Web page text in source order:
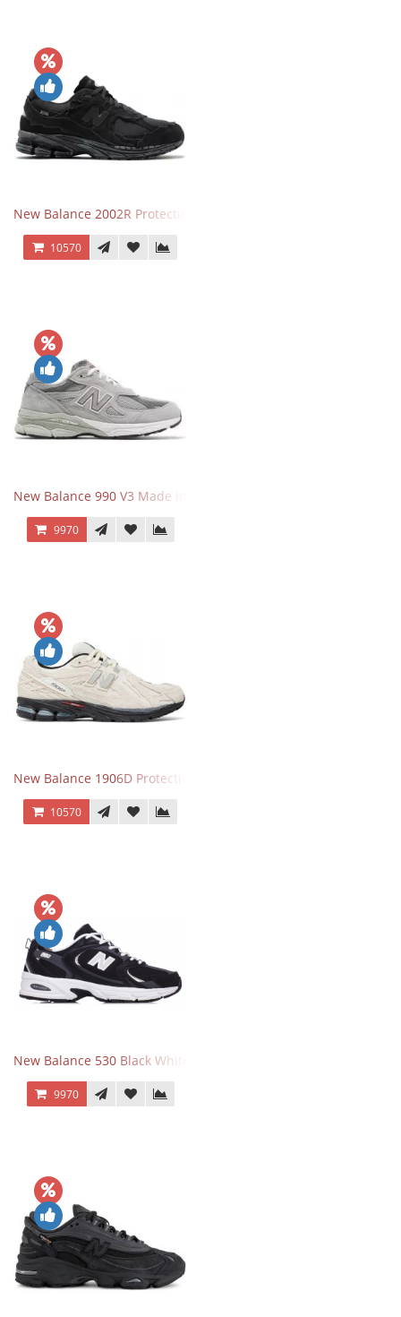
New Balance 2002R Protection Phantom Black
10570
New Balance 990 V3 Made in USA Grey
9970
New Balance 1906D Protection Pack Turtledove
10570
New Balance 530 Black White Silver
9970